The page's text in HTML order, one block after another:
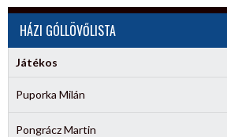
HÁZI GÓLLÖVŐLISTA
Játékos
Puporka Milán
Pongrácz Martin